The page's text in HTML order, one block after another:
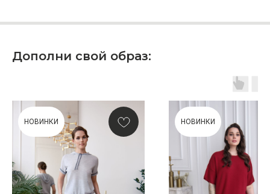
Дополни свой образ:
НОВИНКИ НОВИНКИ
на Телеграм канал
Новинки, акции, подарки
и модный журнал — всё это
в нашем телеграмм канале:
MIR CASHMERE Official